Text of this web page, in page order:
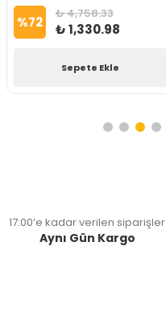
%72 ₺ 4,758.33
₺ 1,330.98
Sepete Ekle
17:00’e kadar verilen siparişler
Aynı Gün Kargo